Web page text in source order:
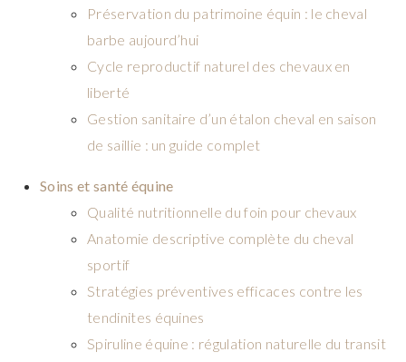
Préservation du patrimoine équin : le cheval
barbe aujourd’hui
Cycle reproductif naturel des chevaux en
liberté
Gestion sanitaire d’un étalon cheval en saison
de saillie : un guide complet
Soins et santé équine
Qualité nutritionnelle du foin pour chevaux
Anatomie descriptive complète du cheval
sportif
Stratégies préventives efficaces contre les
tendinites équines
Spiruline équine : régulation naturelle du transit